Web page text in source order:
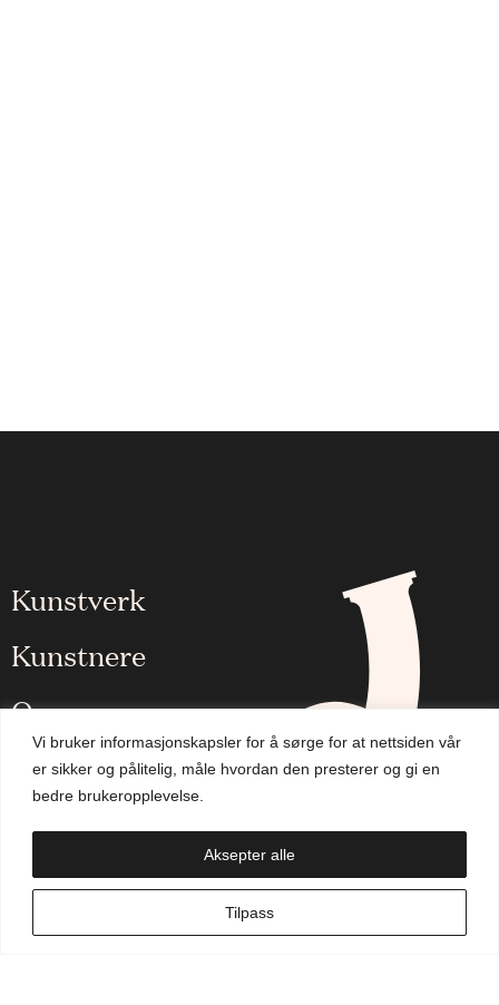
Vi bruker informasjonskapsler for å sørge for at nettsiden vår
er sikker og pålitelig, måle hvordan den presterer og gi en
bedre brukeropplevelse.
Tilpass
Aksepter alle
Kunstverk
Kunstnere
Om oss
Aktuelt
Handlekurv
NO